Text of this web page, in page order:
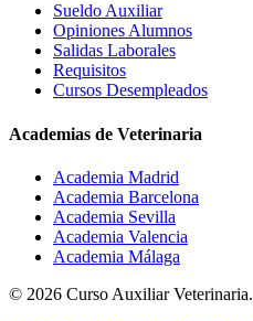
Sueldo Auxiliar
Opiniones Alumnos
Salidas Laborales
Requisitos
Cursos Desempleados
Academias de Veterinaria
Academia Madrid
Academia Barcelona
Academia Sevilla
Academia Valencia
Academia Málaga
© 2026 Curso Auxiliar Veterinaria.